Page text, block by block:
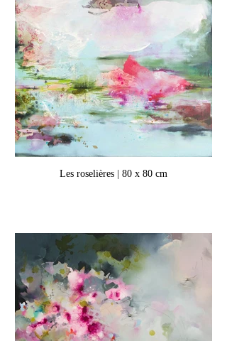
Les roselières | 80 x 80 cm